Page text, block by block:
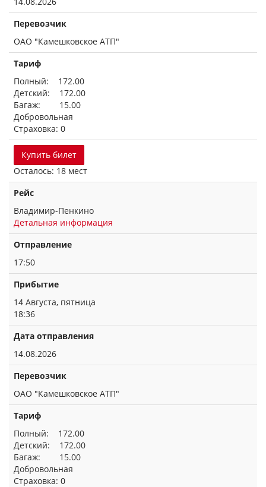
Перевозчик
ОАО "Камешковское АТП"
Тариф
Полный: 172.00
Детский: 172.00
Багаж: 15.00
Добровольная
Страховка: 0
Купить билет
Осталось: 18 мест
Рейс
Владимир-Пенкино
Детальная информация
Отправление
17:50
Прибытие
14 Августа, пятница
18:36
Дата отправления
14.08.2026
Перевозчик
ОАО "Камешковское АТП"
Тариф
Полный: 172.00
Детский: 172.00
Багаж: 15.00
Добровольная
Страховка: 0